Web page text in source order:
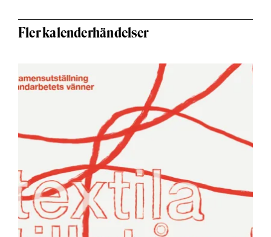
Fler kalenderhändelser